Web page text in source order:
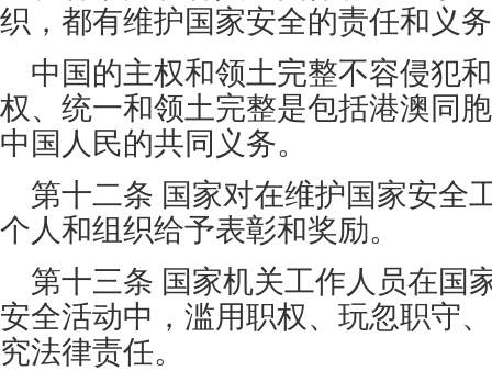
织，都有维护国家安全的责任和义
中国的主权和领土完整不容侵犯
权、统一和领土完整是包括港澳同
中国人民的共同义务。
第十二条 国家对在维护国家安全
个人和组织给予表彰和奖励。
第十三条 国家机关工作人员在国
安全活动中，滥用职权、玩忽职守
究法律责任。